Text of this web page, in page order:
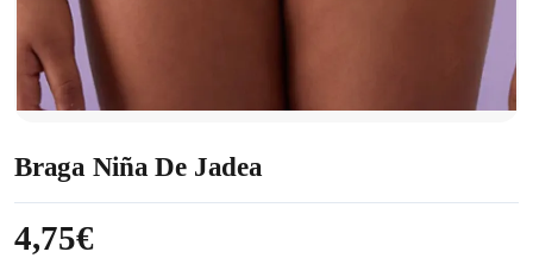
Braga Niña De Jadea
4,75€